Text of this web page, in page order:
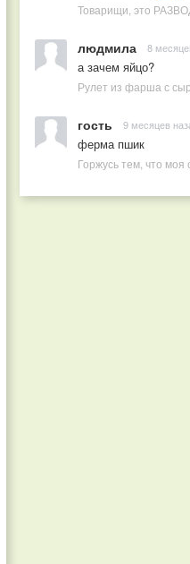
людмила 8
а зачем яйцо?
Рулет из фарша с
гость 9 месяцев
ферма пшик